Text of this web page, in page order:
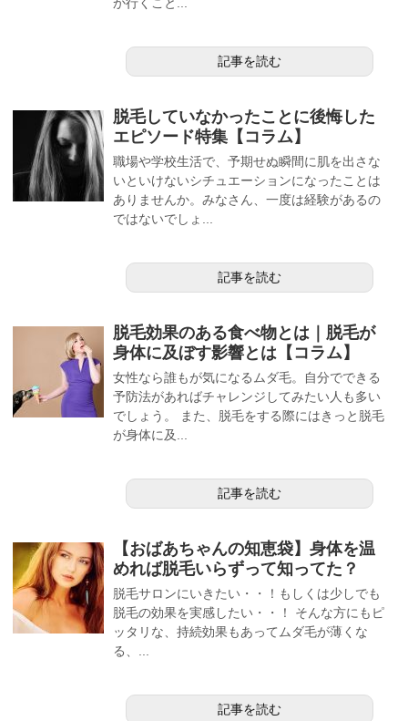
か行くこと...
記事を読む
脱毛していなかったことに後悔した
エピソード特集【コラム】
職場や学校生活で、予期せぬ瞬間に肌を出さな
いといけないシチュエーションになったことは
ありませんか。みなさん、一度は経験があるの
ではないでしょ...
記事を読む
脱毛効果のある食べ物とは｜脱毛が
身体に及ぼす影響とは【コラム】
女性なら誰もが気になるムダ毛。自分でできる
予防法があればチャレンジしてみたい人も多い
でしょう。 また、脱毛をする際にはきっと脱毛
が身体に及...
記事を読む
【おばあちゃんの知恵袋】身体を温
めれば脱毛いらずって知ってた？
脱毛サロンにいきたい・・！もしくは少しでも
脱毛の効果を実感したい・・！ そんな方にもピ
ッタリな、持続効果もあってムダ毛が薄くな
る、...
記事を読む